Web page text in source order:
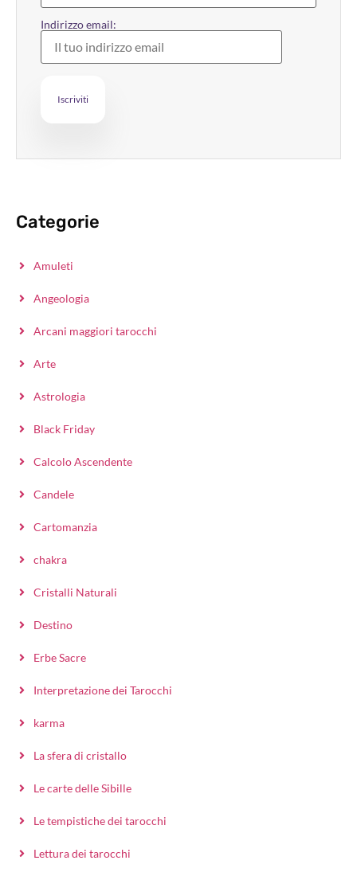
Indirizzo email:
Categorie
Amuleti
Angeologia
Arcani maggiori tarocchi
Arte
Astrologia
Black Friday
Calcolo Ascendente
Candele
Cartomanzia
chakra
Cristalli Naturali
Destino
Erbe Sacre
Interpretazione dei Tarocchi
karma
La sfera di cristallo
Le carte delle Sibille
Le tempistiche dei tarocchi
Lettura dei tarocchi